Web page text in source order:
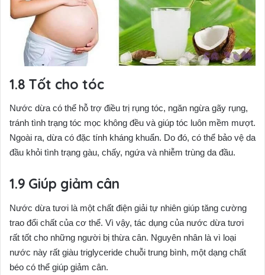
Tốt cho tóc
Nước dừa có thể hỗ trợ điều trị rụng tóc, ngăn ngừa gãy rụng,
tránh tình trạng tóc mọc không đều và giúp tóc luôn mềm mượt.
Ngoài ra, dừa có đặc tính kháng khuẩn. Do đó, có thể bảo vệ da
đầu khỏi tình trạng gàu, chấy, ngứa và nhiễm trùng da đầu.
Giúp giảm cân
Nước dừa tươi là một chất điện giải tự nhiên giúp tăng cường
trao đổi chất của cơ thể. Vì vậy, tác dụng của nước dừa tươi
rất tốt cho những người bị thừa cân. Nguyên nhân là vì loại
nước này rất giàu triglyceride chuỗi trung bình, một dạng chất
béo có thể giúp giảm cân.